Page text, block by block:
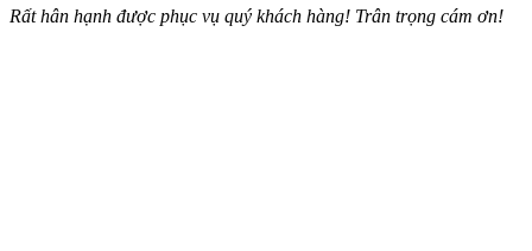
Rất hân hạnh được phục vụ quý khách hàng! Trân trọng cám ơn!